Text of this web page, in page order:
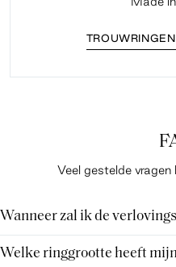
Veel gestelde vragen
Wanneer zal ik de
Welke ringgrootte heeft